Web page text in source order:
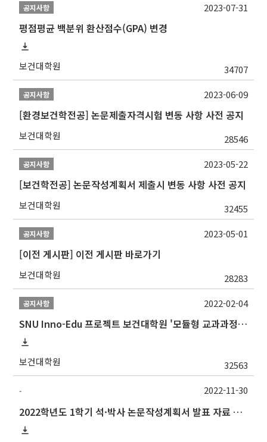
공지사항
평점평균 백분위 환산점수(GPA) 변경
보건대학원 34707
2023-07-31
공지사항
[환경보건학전공] 논문제출자격시험 변동 사항 사전 공지
보건대학원 28546
2023-06-09
공지사항
[보건학전공] 논문작성계획서 제출시 변동 사항 사전 공지
보건대학원 32455
2023-05-22
공지사항
[이전 게시판] 이전 게시판 바로가기
보건대학원 28283
2023-05-01
공지사항
SNU Inno-Edu 프로젝트 보건대학원 '모듈형 교과과정' 안내(revised 2022/2/28)
보건대학원 32563
2022-02-04
-
2022학년도 1학기 석·박사 논문작성계획서 발표 자료 제출 및 발표 시간 안내
2022-11-30